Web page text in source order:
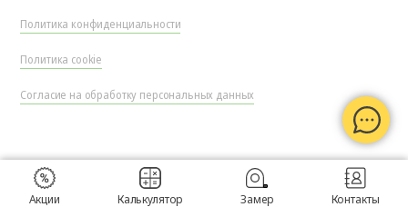
Политика конфиденциальности
Политика cookie
Согласие на обработку персональных данных
Акции Калькулятор Замер Контакты